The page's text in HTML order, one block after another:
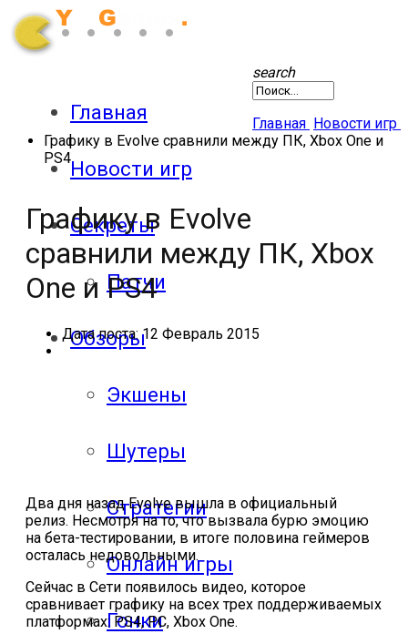
Главная
Новости игр
Секреты
Патчи
Обзоры
Экшены
Шутеры
Стратегии
Онлайн игры
Гонки
search
Главная Новости игр
Графику в Evolve сравнили между ПК, Xbox One и
PS4
Графику в Evolve
сравнили между ПК, Xbox
One и PS4
Дата поста: 12 Февраль 2015
Два дня назад Evolve вышла в официальный
релиз. Несмотря на то, что вызвала бурю эмоцию
на бета-тестировании, в итоге половина геймеров
осталась недовольными.
Сейчас в Сети появилось видео, которое
сравнивает графику на всех трех поддерживаемых
платформах: PS4, PC, Xbox One.